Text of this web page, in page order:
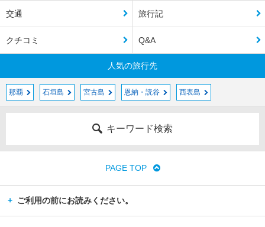
交通 旅行記
クチコミ Q&A
人気の旅行先
那覇 石垣島 宮古島 恩納・読谷 西表島
キーワード検索
PAGE TOP
ご利用の前にお読みください。